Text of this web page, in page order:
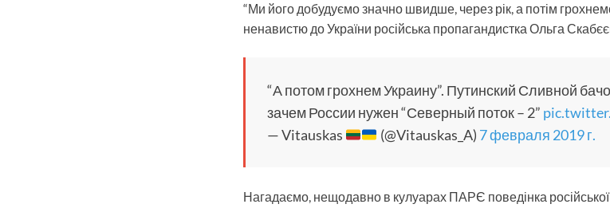
“Ми його добудуємо значно швидше, через рік, а потім
ненавистю до України російська пропагандистка Ольга
“А потом грохнем Украину”. Путинский Сливной
зачем России нужен “Северный поток – 2”
— Vitauskas
(@Vitauskas_A) 7 февраля 2019 г.
Нагадаємо, нещодавно в кулуарах ПАРЄ поведінка